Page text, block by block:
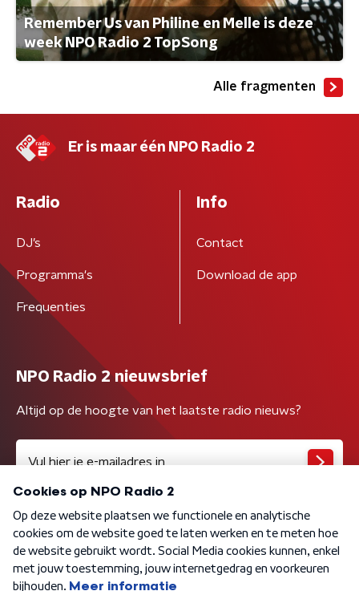
Remember Us van Philine en Melle is deze
week NPO Radio 2 TopSong
Alle fragmenten
Er is maar één NPO Radio 2
Radio
DJ’s
Programma's
Frequenties
Info
Contact
Download de app
NPO Radio 2 nieuwsbrief
Altijd op de hoogte van het laatste radio nieuws?
Algemene voorwaarden